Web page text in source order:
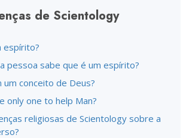
de Scientology
espírito?
pessoa sabe que é um espírito?
conceito de Deus?
only one to help Man?
religiosas de Scientology sobre a